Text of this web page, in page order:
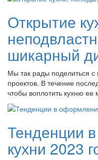
Открытие
шикарный
Мы так рады поделиться
проектов. В течение
чтобы воплотить кухню ее
Тенденции
кухни 2023